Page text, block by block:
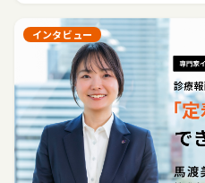
インタビュー